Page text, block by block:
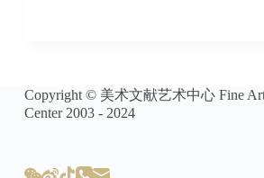
Copyright © 美术文献艺术中心 Fine
Center 2003 - 2024